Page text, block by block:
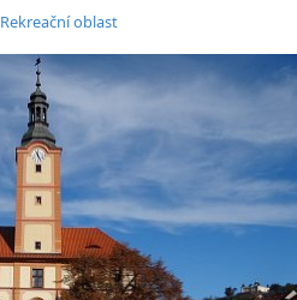
Rekreační oblast